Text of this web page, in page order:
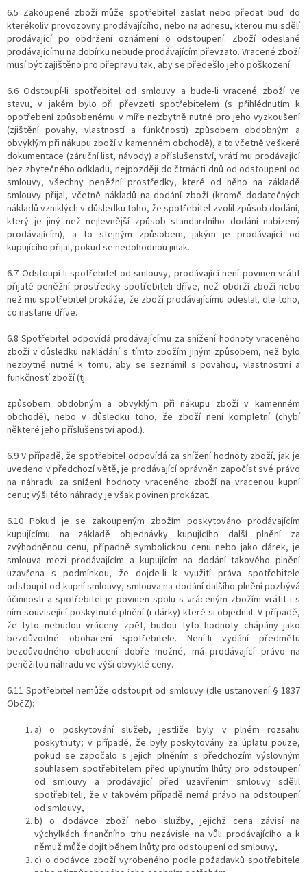
6.5 Zakoupené zboží může spotřebitel zaslat nebo předat buď do
kterékoliv provozovny prodávajícího, nebo na adresu, kterou mu sdělí
prodávající po obdržení oznámení o odstoupení. Zboží odeslané
prodávajícímu na dobírku nebude prodávajícím převzato. Vracené zboží
musí být zajištěno pro přepravu tak, aby se předešlo jeho poškození.
6.6 Odstoupí-li spotřebitel od smlouvy a bude-li vracené zboží ve
stavu, v jakém bylo při převzetí spotřebitelem (s přihlédnutím k
opotřebení způsobenému v míře nezbytně nutné pro jeho vyzkoušení
(zjištění povahy, vlastností a funkčnosti) způsobem obdobným a
obvyklým při nákupu zboží v kamenném obchodě), a to včetně veškeré
dokumentace (záruční list, návody) a příslušenství, vrátí mu prodávající
bez zbytečného odkladu, nejpozději do čtrnácti dnů od odstoupení od
smlouvy, všechny peněžní prostředky, které od něho na základě
smlouvy přijal, včetně nákladů na dodání zboží (kromě dodatečných
nákladů vzniklých v důsledku toho, že spotřebitel zvolil způsob dodání,
který je jiný než nejlevnější způsob standardního dodání nabízený
prodávajícím), a to stejným způsobem, jakým je prodávající od
kupujícího přijal, pokud se nedohodnou jinak.
6.7 Odstoupí-li spotřebitel od smlouvy, prodávající není povinen vrátit
přijaté peněžní prostředky spotřebiteli dříve, než obdrží zboží nebo
než mu spotřebitel prokáže, že zboží prodávajícímu odeslal, dle toho,
co nastane dříve.
6.8 Spotřebitel odpovídá prodávajícímu za snížení hodnoty vraceného
zboží v důsledku nakládání s tímto zbožím jiným způsobem, než bylo
nezbytně nutné k tomu, aby se seznámil s povahou, vlastnostmi a
funkčností zboží (tj.
způsobem obdobným a obvyklým při nákupu zboží v kamenném
obchodě), nebo v důsledku toho, že zboží není kompletní (chybí
některé jeho příslušenství apod.).
6.9 V případě, že spotřebitel odpovídá za snížení hodnoty zboží, jak je
uvedeno v předchozí větě, je prodávající oprávněn započíst své právo
na náhradu za snížení hodnoty vraceného zboží na vracenou kupní
cenu; výši této náhrady je však povinen prokázat.
6.10 Pokud je se zakoupeným zbožím poskytováno prodávajícím
kupujícímu na základě objednávky kupujícího další plnění za
zvýhodněnou cenu, případně symbolickou cenu nebo jako dárek, je
smlouva mezi prodávajícím a kupujícím na dodání takového plnění
uzavřena s podmínkou, že dojde-li k využití práva spotřebitele
odstoupit od kupní smlouvy, smlouva na dodání dalšího plnění pozbývá
účinnosti a spotřebitel je povinen spolu s vráceným zbožím vrátit i s
ním související poskytnuté plnění (i dárky) které si objednal. V případě,
že tyto nebudou vráceny zpět, budou tyto hodnoty chápány jako
bezdůvodné obohacení spotřebitele. Není-li vydání předmětu
bezdůvodného obohacení dobře možné, má prodávající právo na
peněžitou náhradu ve výši obvyklé ceny.
6.11 Spotřebitel nemůže odstoupit od smlouvy (dle ustanovení § 1837
ObčZ):
a) o poskytování služeb, jestliže byly v plném rozsahu
poskytnuty; v případě, že byly poskytovány za úplatu pouze,
pokud se započalo s jejich plněním s předchozím výslovným
souhlasem spotřebitelem před uplynutím lhůty pro odstoupení
od smlouvy a prodávající před uzavřením smlouvy sdělil
spotřebiteli, že v takovém případě nemá právo na odstoupení
od smlouvy,
b) o dodávce zboží nebo služby, jejichž cena závisí na
výchylkách finančního trhu nezávisle na vůli prodávajícího a k
němuž může dojít během lhůty pro odstoupení od smlouvy,
c) o dodávce zboží vyrobeného podle požadavků spotřebitele